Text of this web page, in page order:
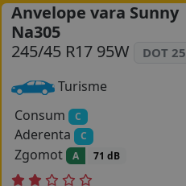
Anvelope vara Sunny
Na305
245/45 R17 95W
DOT 25
Turisme
Consum
C
Aderenta C
Zgomot A 71 dB